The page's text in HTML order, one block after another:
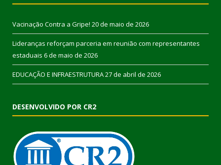
Vacinação Contra a Gripe! 20 de maio de 2026
Lideranças reforçam parceria em reunião com representantes
estaduais 6 de maio de 2026
EDUCAÇÃO E INFRAESTRUTURA27 de abril de 2026
DESENVOLVIDO POR CR2